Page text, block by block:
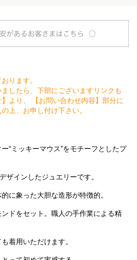
ります。
したら、下部にございますリンクも
より、 【お問い合わせ内容】部分に
上、お申し付け下さい。
“ミッキーマウス”をモチーフとしたプ
ザインしたジュエリーです。
に象った大胆な造形が特徴的。
ドをセット。職人の手作業による精
着用いただけます。